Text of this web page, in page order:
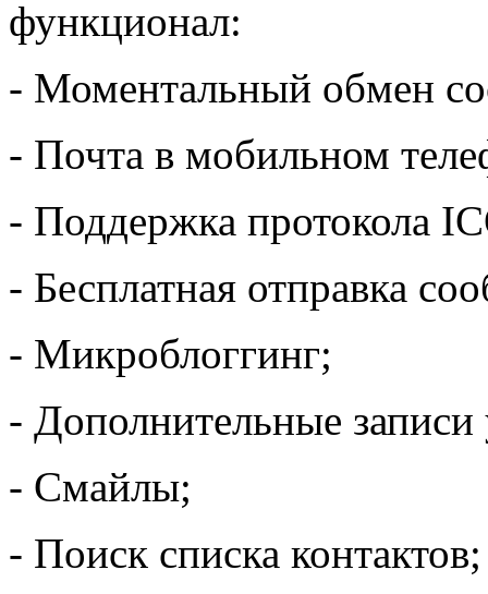
функционал:
- Моментальный обмен
- Почта в мобильном
- Поддержка протокола
- Бесплатная отправка
- Микроблоггинг;
- Дополнительные записи
- Смайлы;
- Поиск списка контактов;